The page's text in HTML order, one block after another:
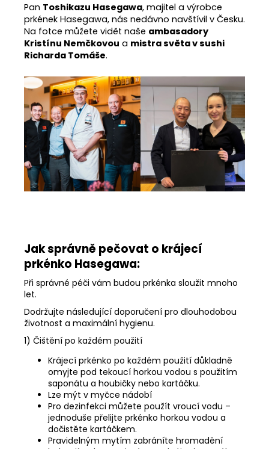
Pan Toshikazu Hasegawa, majitel a výrobce
prkének Hasegawa, nás nedávno navštívil v Česku.
Na fotce můžete vidět naše ambasadory
Kristínu Nemčkovou a mistra světa v sushi
Richarda Tomáše.
Jak správně pečovat o krájecí
prkénko Hasegawa:
Při správné péči vám budou prkénka sloužit mnoho
let.
Dodržujte následující doporučení pro dlouhodobou
životnost a maximální hygienu.
1) Čištění po každém použití
Krájecí prkénko po každém použití důkladně
omyjte pod tekoucí horkou vodou s použitím
saponátu a houbičky nebo kartáčku.
Lze mýt v myčce nádobí
Pro dezinfekci můžete použít vroucí vodu –
jednoduše přelijte prkénko horkou vodou a
dočistěte kartáčkem.
Pravidelným mytím zabráníte hromadění